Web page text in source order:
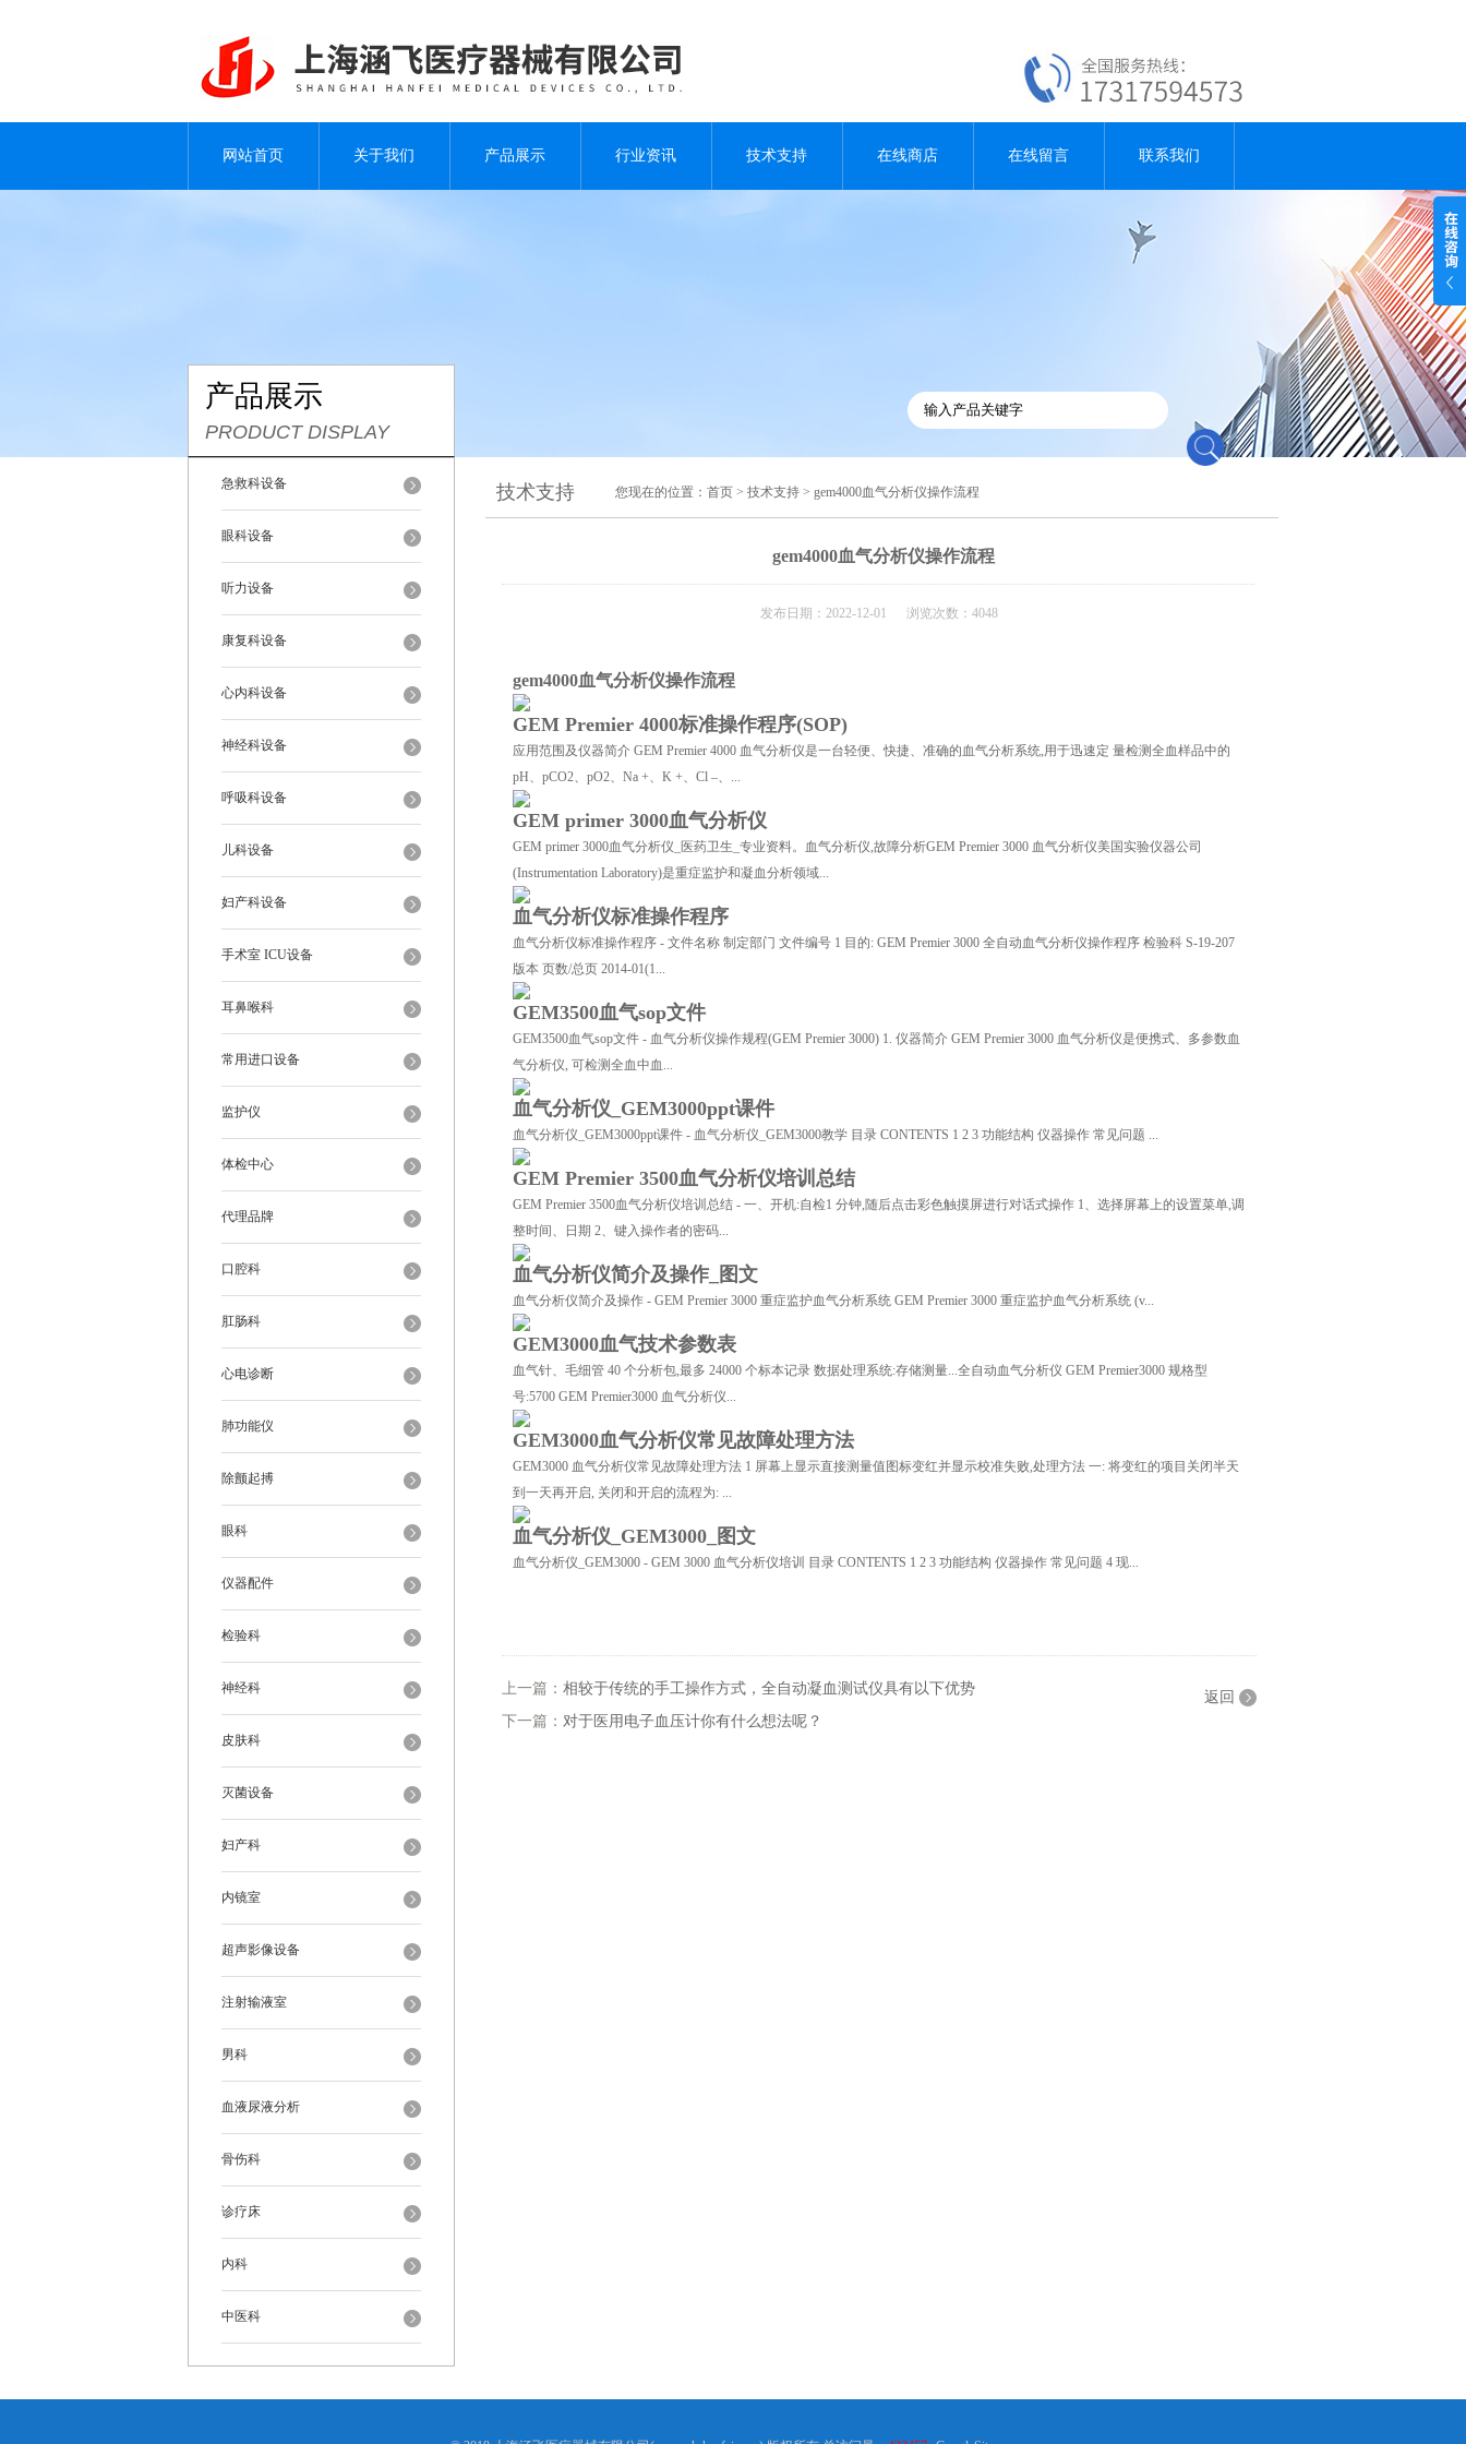
网站首页 关于我们 产品展示 行业资讯 技术支持 在线商店 在线留言 联系我们
产品展示
PRODUCT DISPLAY
急救科设备
眼科设备
听力设备
康复科设备
心内科设备
神经科设备
呼吸科设备
儿科设备
妇产科设备
手术室 ICU设备
耳鼻喉科
常用进口设备
监护仪
体检中心
代理品牌
口腔科
肛肠科
心电诊断
肺功能仪
除颤起搏
眼科
仪器配件
检验科
神经科
皮肤科
灭菌设备
妇产科
内镜室
超声影像设备
注射输液室
男科
血液尿液分析
骨伤科
诊疗床
内科
中医科
技术支持 您现在的位置： 首页 > 技术支持 > gem4000血气分析仪操作流程
gem4000血气分析仪操作流程
发布日期：2022-12-01 浏览次数：4048
gem4000血气分析仪操作流程
GEM Premier 4000标准操作程序(SOP)
应用范围及仪器简介 GEM Premier 4000 血气分析仪是一台轻便、快捷、准确的血气分析系统,用于迅速定 量检测全血样品中的
pH、pCO2、pO2、Na +、K +、Cl –、...
GEM primer 3000血气分析仪
GEM primer 3000血气分析仪_医药卫生_专业资料。血气分析仪,故障分析GEM Premier 3000 血气分析仪美国实验仪器公司
(Instrumentation Laboratory)是重症监护和凝血分析领域...
血气分析仪标准操作程序
血气分析仪标准操作程序 - 文件名称 制定部门 文件编号 1 目的: GEM Premier 3000 全自动血气分析仪操作程序 检验科 S-19-207
版本 页数/总页 2014-01(1...
GEM3500血气sop文件
GEM3500血气sop文件 - 血气分析仪操作规程(GEM Premier 3000) 1. 仪器简介 GEM Premier 3000 血气分析仪是便携式、多参数血
气分析仪, 可检测全血中血...
血气分析仪_GEM3000ppt课件
血气分析仪_GEM3000ppt课件 - 血气分析仪_GEM3000教学 目录 CONTENTS 1 2 3 功能结构 仪器操作 常见问题 ...
GEM Premier 3500血气分析仪培训总结
GEM Premier 3500血气分析仪培训总结 - 一、开机:自检1 分钟,随后点击彩色触摸屏进行对话式操作 1、选择屏幕上的设置菜单,调
整时间、日期 2、键入操作者的密码...
血气分析仪简介及操作_图文
血气分析仪简介及操作 - GEM Premier 3000 重症监护血气分析系统 GEM Premier 3000 重症监护血气分析系统 (v...
GEM3000血气技术参数表
血气针、毛细管 40 个分析包,最多 24000 个标本记录 数据处理系统:存储测量...全自动血气分析仪 GEM Premier3000 规格型
号:5700 GEM Premier3000 血气分析仪...
GEM3000血气分析仪常见故障处理方法
GEM3000 血气分析仪常见故障处理方法 1 屏幕上显示直接测量值图标变红并显示校准失败,处理方法 一: 将变红的项目关闭半天
到一天再开启, 关闭和开启的流程为: ...
血气分析仪_GEM3000_图文
血气分析仪_GEM3000 - GEM 3000 血气分析仪培训 目录 CONTENTS 1 2 3 功能结构 仪器操作 常见问题 4 现...
上一篇： 相较于传统的手工操作方式，全自动凝血测试仪具有以下优势
下一篇： 对于医用电子血压计你有什么想法呢？
返回